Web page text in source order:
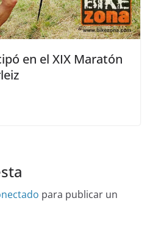
en el XIX Maratón
para publicar un